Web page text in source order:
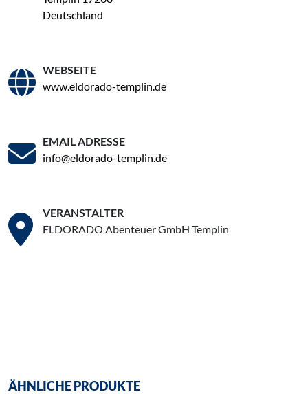
Deutschland
WEBSEITE
www.eldorado-templin.de
EMAIL ADRESSE
info@eldorado-templin.de
VERANSTALTER
ELDORADO Abenteuer GmbH Templin
ÄHNLICHE PRODUKTE